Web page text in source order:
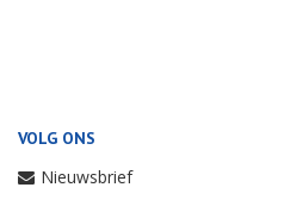
VOLG ONS
Nieuwsbrief